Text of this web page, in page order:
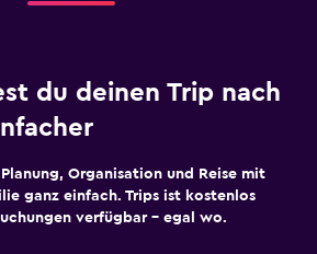
du deinen Trip nach
Organisation und Reise mit
ganz einfach. Trips ist kostenlos
verfügbar – egal wo.